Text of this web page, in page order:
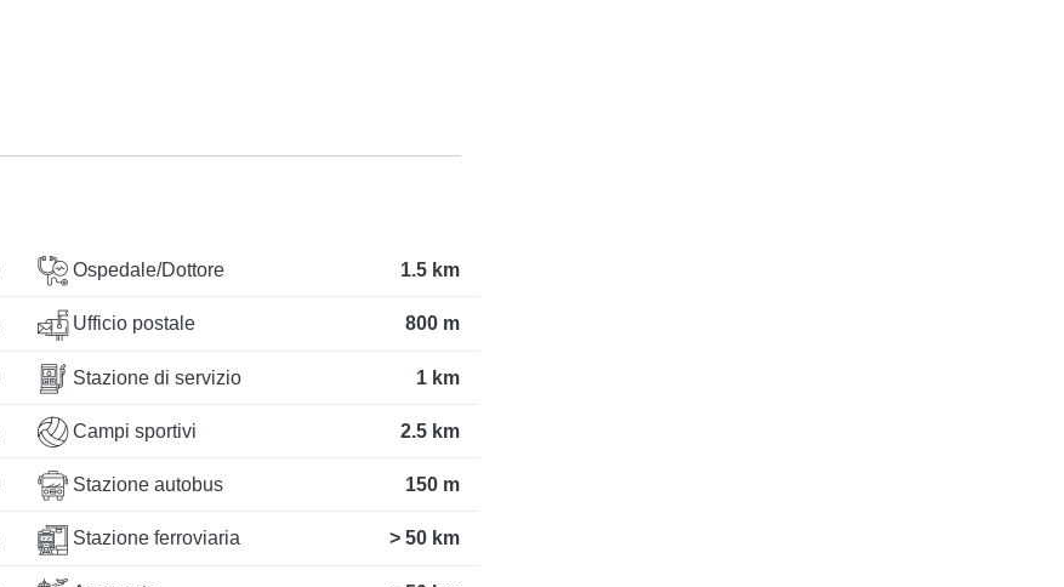
Ospedale/Dottore 1.5 km
Ufficio postale 800 m
Stazione di servizio 1 km
Campi sportivi 2.5 km
Stazione autobus 150 m
Stazione ferroviaria > 50 km